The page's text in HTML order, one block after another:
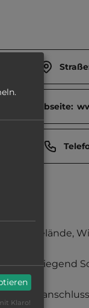
Webseite:
Grasgelände,
überwiegend
Stromanschluss
Klaro!